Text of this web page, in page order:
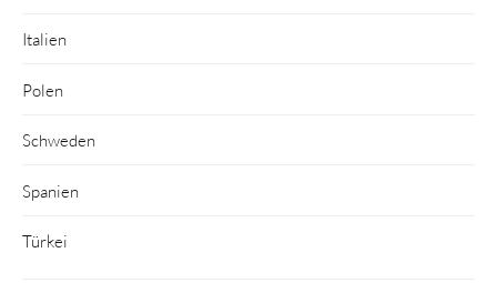
Italien
Polen
Schweden
Spanien
Türkei